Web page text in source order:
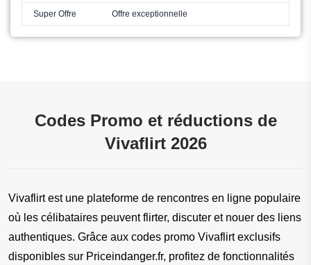
Super Offre Offre exceptionnelle
Codes Promo et réductions de
Vivaflirt 2026
Vivaflirt est une plateforme de rencontres en ligne populaire
où les célibataires peuvent flirter, discuter et nouer des liens
authentiques. Grâce aux codes promo Vivaflirt exclusifs
disponibles sur Priceindanger.fr, profitez de fonctionnalités